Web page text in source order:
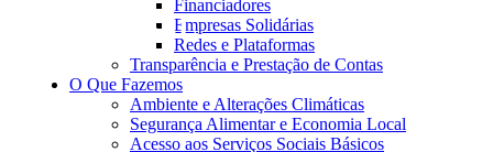
Financiadores
Empresas Solidárias
Redes e Plataformas
Transparência e Prestação de Contas
O Que Fazemos
Ambiente e Alterações Climáticas
Segurança Alimentar e Economia Local
Acesso aos Serviços Sociais Básicos
PORTUGAL